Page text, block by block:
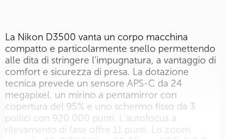
La Nikon D3500 vanta un corpo macchina
compatto e particolarmente snello permettendo
alle dita di stringere l’impugnatura, a vantaggio di
comfort e sicurezza di presa. La dotazione
tecnica prevede un sensore APS-C da 24
megapixel, un mirino a pentamirror con
copertura del 95% e uno schermo fisso da 3
pollici con 920.000 punti. L’autofocus a
rilevamento di fase offre 11 punti. Lo zoom